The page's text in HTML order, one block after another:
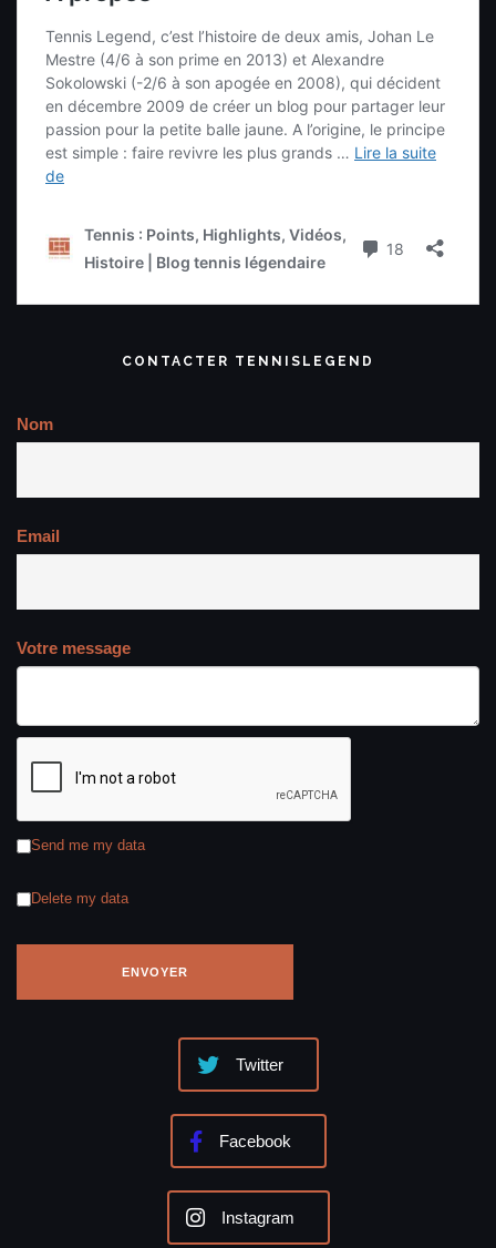
CONTACTER TENNISLEGEND
Nom
Email
Votre message
Send me my data
Delete my data
Twitter
Facebook
Instagram